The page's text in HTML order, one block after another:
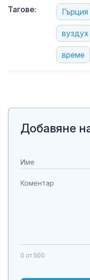
Тагове: Гърция
вуздух
време
Добавяне
0 от 500